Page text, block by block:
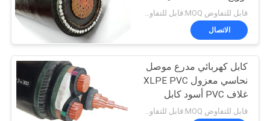
BLOG
طلب
اقتباس
انخفاض الدخان صفر
كبل الهالوجين
140
قابل للتفاوض MOQ:قابل للتفاوض
الاتصال
كابل كهربائي مدرع موصل
نحاسي معزول XLPE PVC
غلاف PVC أسود كابل
كهربائي منخفض الجهد